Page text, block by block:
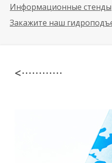
Информационные стенды
Закажите наш
< · · · · · · · · · · · ·